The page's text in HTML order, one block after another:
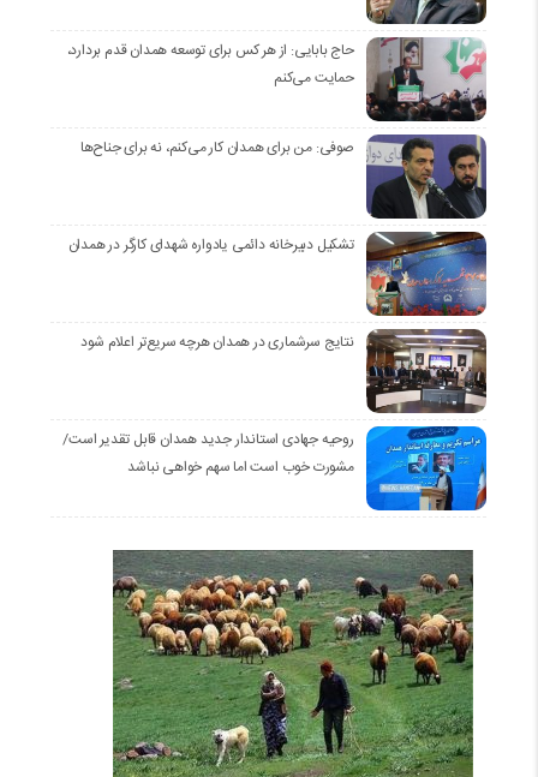
حاج بابایی: از هر کس برای توسعه همدان قدم بردارد،
حمایت می‌کنم
صوفی: من برای همدان کار می‌کنم، نه برای جناح‌ها
تشکیل دبیرخانه دائمی یادواره شهدای کارگر در همدان
نتایج سرشماری در همدان هرچه سریع‌تر اعلام شود
روحیه جهادی استاندار جدید همدان قابل تقدیر است/
مشورت خوب است اما سهم خواهی نباشد